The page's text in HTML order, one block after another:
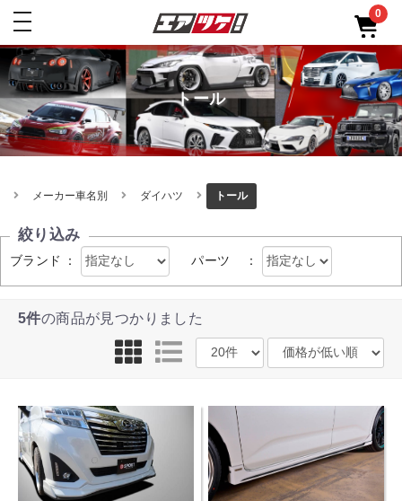
toggle
0
トール
メーカー車名別 ダイハツ トール
絞り込み
ブランド ： パーツ ：
5件の商品が見つかりました